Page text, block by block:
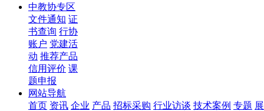
中教协专区
文件通知 证
书查询 行协
账户 党建活
动 推荐产品
信用评价 课
题申报
网站导航
首页 资讯 企业 产品 招标采购 行业访谈 技术案例 专题